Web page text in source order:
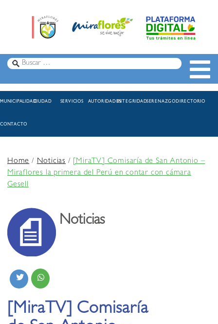
MUNICIPALIDADCIUDAD SERVICIOS AUTORIDADESINTEGRIDADSERENAZGODIRECTORIO
CONTACTO
Home/Noticias /
[MiraTV] Comisaría de San Antonio –
Miraflores la primera del Perú en contar con cámara
Gesell
Noticias
[MiraTV] Comisaría